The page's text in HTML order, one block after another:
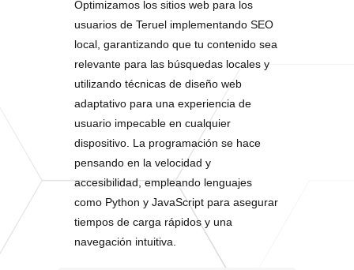
Optimizamos los sitios web para los
usuarios de Teruel implementando SEO
local, garantizando que tu contenido sea
relevante para las búsquedas locales y
utilizando técnicas de diseño web
adaptativo para una experiencia de
usuario impecable en cualquier
dispositivo. La programación se hace
pensando en la velocidad y
accesibilidad, empleando lenguajes
como Python y JavaScript para asegurar
tiempos de carga rápidos y una
navegación intuitiva.